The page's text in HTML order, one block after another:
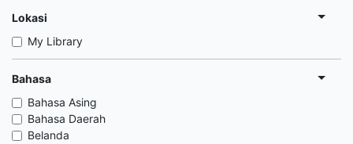
Lokasi
My Library
Bahasa
Bahasa Asing
Bahasa Daerah
Belanda